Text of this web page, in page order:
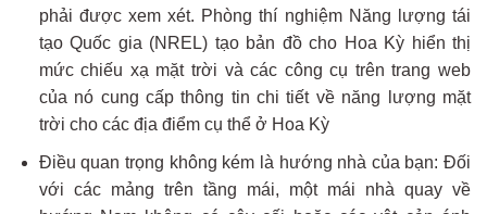
phải được xem xét. Phòng thí nghiệm Năng lượng tái
tạo Quốc gia (NREL) tạo bản đồ cho Hoa Kỳ hiển thị
mức chiếu xạ mặt trời và các công cụ trên trang web
của nó cung cấp thông tin chi tiết về năng lượng mặt
trời cho các địa điểm cụ thể ở Hoa Kỳ
Điều quan trọng không kém là hướng nhà của bạn: Đối
với các mảng trên tầng mái, một mái nhà quay về